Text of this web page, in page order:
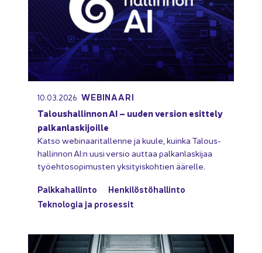
10.03.2026 WEBINAARI
Ta­lous­hal­lin­non AI – uuden ver­sion esit­te­ly
pal­kan­las­ki­joil­le
Katso webinaaritallenne ja kuule, kuin­ka Ta­lous­
hal­lin­non AI:n uusi ver­sio aut­taa pal­kan­las­ki­jaa
työ­eh­to­so­pi­mus­ten yk­si­tyis­koh­tien ää­rel­le.
Palk­ka­hal­lin­to
Hen­ki­lös­tö­hal­lin­to
Tek­no­lo­gia ja pro­ses­sit